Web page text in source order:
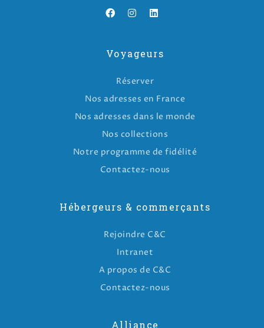
Voyageurs
Réserver
Nos adresses en France
Nos adresses dans le monde
Nos collections
Notre programme de fidélité
Contactez-nous
Hébergeurs & commerçants
Rejoindre C&C
Intranet
A propos de C&C
Contactez-nous
Alliance